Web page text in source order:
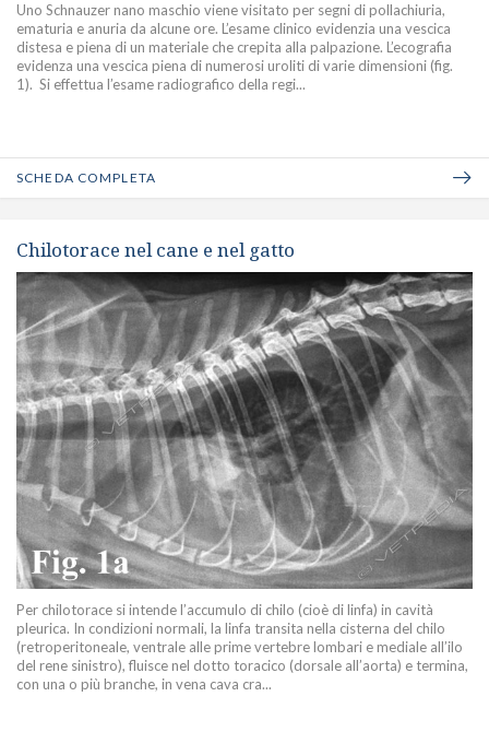
Uno Schnauzer nano maschio viene visitato per segni di pollachiuria,
ematuria e anuria da alcune ore. L’esame clinico evidenzia una vescica
distesa e piena di un materiale che crepita alla palpazione. L’ecografia
evidenza una vescica piena di numerosi uroliti di varie dimensioni (fig.
1). Si effettua l’esame radiografico della regi...
SCHEDA COMPLETA
Chilotorace nel cane e nel gatto
Per chilotorace si intende l’accumulo di chilo (cioè di linfa) in cavità
pleurica. In condizioni normali, la linfa transita nella cisterna del chilo
(retroperitoneale, ventrale alle prime vertebre lombari e mediale all’ilo
del rene sinistro), fluisce nel dotto toracico (dorsale all’aorta) e termina,
con una o più branche, in vena cava cra...